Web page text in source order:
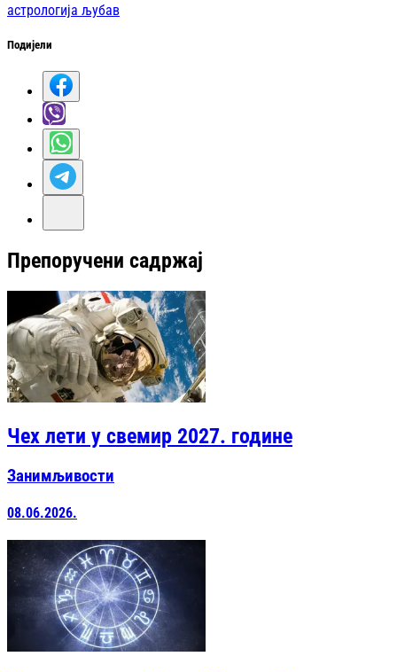
астрологија љубав
Подијели
Препоручени садржај
Чех лети у свемир 2027. године
Занимљивости
08.06.2026.